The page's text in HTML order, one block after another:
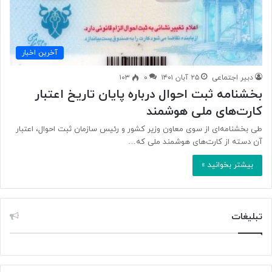
آخرین اخبار
دبیر اجتماعی ۲۵ آبان ۱۴۰۱ ۰ ۱۰۳
بخشنامه ثبت احوال درباره پایان تاریخ اعتبار
کارت‌های ملی هوشمند
طی بخشنامه‌ای از سوی معاون وزیر کشور و رئیس سازمان ثبت احوال،‌ اعتبار
آن دسته از کارت‌های هوشمند ملی که…
بیشتر بخوانید »
تبلیغات